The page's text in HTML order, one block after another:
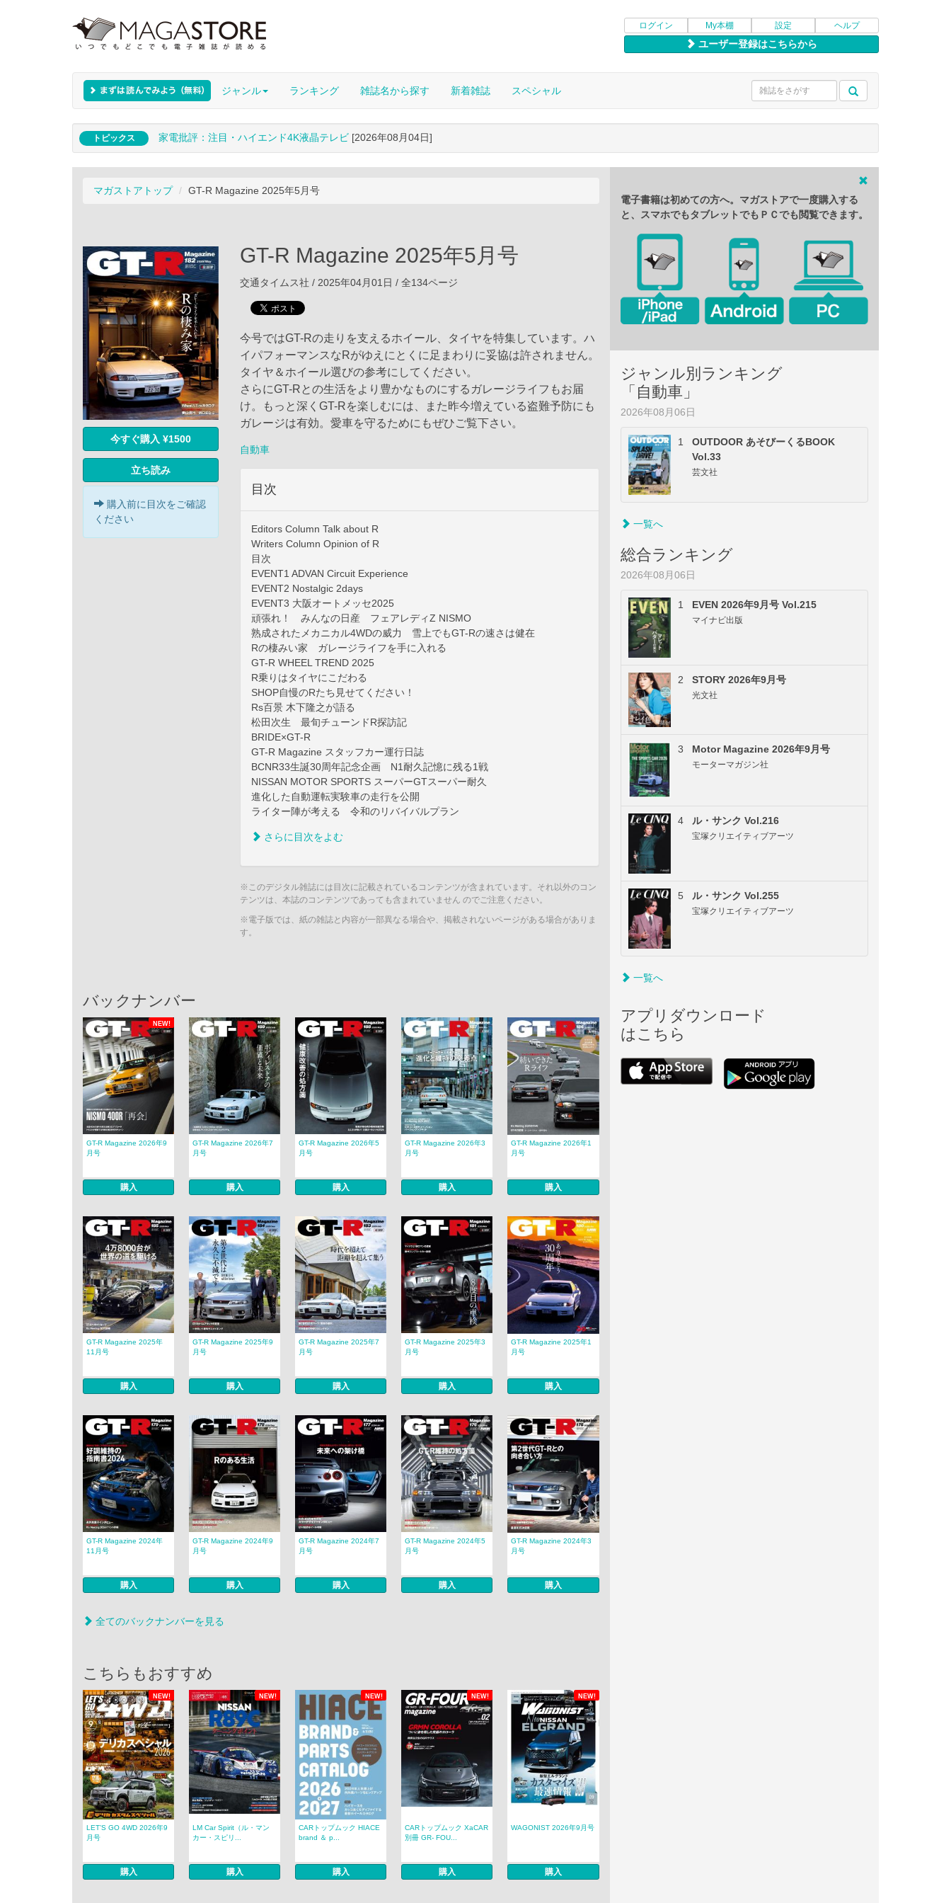
ログイン My本棚 設定 ヘルプ
ユーザー登録はこちらから
ジャンル ランキング 雑誌名から探す 新着雑誌 スペシャル
トピックス 家電批評：注目・ハイエンド4K液晶テレビ [2026年08月04日]
マガストアトップ GT-R Magazine 2025年5月号
今すぐ購入 ¥1500
立ち読み
購入前に目次をご確認
ください
GT-R Magazine 2025年5月号
交通タイムス社 / 2025年04月01日 / 全134ページ
今号ではGT-Rの走りを支えるホイール、タイヤを特集しています。ハ
イパフォーマンスなRがゆえにとくに足まわりに妥協は許されません。
タイヤ＆ホイール選びの参考にしてください。
さらにGT-Rとの生活をより豊かなものにするガレージライフもお届
け。もっと深くGT-Rを楽しむには、また昨今増えている盗難予防にも
ガレージは有効。愛車を守るためにもぜひご覧下さい。
自動車
目次
Editors Column Talk about R
Writers Column Opinion of R
目次
EVENT1 ADVAN Circuit Experience
EVENT2 Nostalgic 2days
EVENT3 大阪オートメッセ2025
頑張れ！ みんなの日産 フェアレディZ NISMO
熟成されたメカニカル4WDの威力 雪上でもGT-Rの速さは健在
Rの棲みい家 ガレージライフを手に入れる
GT-R WHEEL TREND 2025
R乗りはタイヤにこだわる
SHOP自慢のRたち見せてください！
Rs百景 木下隆之が語る
松田次生 最旬チューンドR探訪記
BRIDE×GT-R
GT-R Magazine スタッフカー運行日誌
BCNR33生誕30周年記念企画 N1耐久記憶に残る1戦
NISSAN MOTOR SPORTS スーパーGTスーパー耐久
進化した自動運転実験車の走行を公開
ライター陣が考える 令和のリバイバルプラン
さらに目次をよむ
※このデジタル雑誌には目次に記載されているコンテンツが含まれています。それ以外のコン
テンツは、本誌のコンテンツであっても含まれていません のでご注意ください。
※電子版では、紙の雑誌と内容が一部異なる場合や、掲載されないページがある場合がありま
す。
バックナンバー
NEW!
GT-R Magazine 2026年9
月号
購入
GT-R Magazine 2026年7
月号
購入
GT-R Magazine 2026年5
月号
購入
GT-R Magazine 2026年3
月号
購入
GT-R Magazine 2026年1
月号
購入
GT-R Magazine 2025年
11月号
購入
GT-R Magazine 2025年9
月号
購入
GT-R Magazine 2025年7
月号
購入
GT-R Magazine 2025年3
月号
購入
GT-R Magazine 2025年1
月号
購入
GT-R Magazine 2024年
11月号
購入
GT-R Magazine 2024年9
月号
購入
GT-R Magazine 2024年7
月号
購入
GT-R Magazine 2024年5
月号
購入
GT-R Magazine 2024年3
月号
購入
全てのバックナンバーを見る
こちらもおすすめ
NEW! NEW! NEW! NEW! NEW!
LET’S GO 4WD 2026年9
月号
購入
LM Car Spirit（ル・マン
カー・スピリ...
購入
CARトップムック HIACE
brand ＆ p...
購入
CARトップムック XaCAR
別冊 GR- FOU...
購入
WAGONIST 2026年9月号
購入
電子書籍は初めての方へ。マガストアで一度購入する
と、スマホでもタブレットでもＰＣでも閲覧できます。
ジャンル別ランキング
「自動車」
2026年08月06日
1
OUTDOOR あそびーくるBOOK
Vol.33
芸文社
一覧へ
総合ランキング
2026年08月06日
1 EVEN 2026年9月号 Vol.215
マイナビ出版
2 STORY 2026年9月号
光文社
3 Motor Magazine 2026年9月号
モーターマガジン社
4 ル・サンク Vol.216
宝塚クリエイティブアーツ
5 ル・サンク Vol.255
宝塚クリエイティブアーツ
一覧へ
アプリダウンロード
はこちら